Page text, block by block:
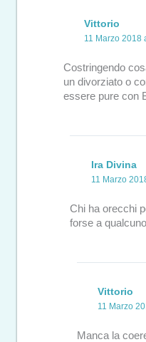
Vittorio
11 Marzo 2018
Costringendo
un divorziato o
essere pure con
Ira Divina
11 Marzo
Chi ha orecchi
forse a
Vittorio
11 Marzo
Manca la